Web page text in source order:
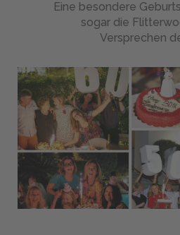
Fahrrad
mieten
Fahrradtouren:
Italien
entdecken
Wochen-
Fotos
Gran
Eine besondere
sogar die
Versprechen